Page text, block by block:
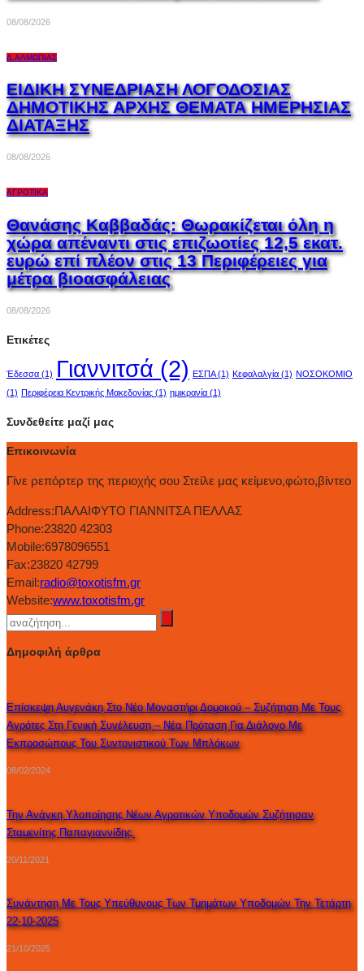
08/08/2026
Δ.ΑΛΜΩΠΊΑΣ
ΕΙΔΙΚΗ ΣΥΝΕΔΡΙΑΣΗ ΛΟΓΟΔΟΣΙΑΣ
ΔΗΜΟΤΙΚΗΣ ΑΡΧΗΣ ΘΕΜΑΤΑ ΗΜΕΡΗΣΙΑΣ
ΔΙΑΤΑΞΗΣ
08/08/2026
ΑΓΡΟΤΙΚΆ
Θανάσης Καββαδάς: Θωρακίζεται όλη η
χώρα απέναντι στις επιζωοτίες 12,5 εκατ.
ευρώ επί πλέον στις 13 Περιφέρειες για
μέτρα βιοασφάλειας
08/08/2026
Ετικέτες
Έδεσσα (1) Γιαννιτσά (2) ΕΣΠΑ(1) Κεφαλαλγία (1) ΝΟΣΟΚΟΜΙΟ
(1) Περιφέρεια Κεντρικής Μακεδονίας (1) ημικρανία (1)
Συνδεθείτε μαζί μας
Επικοινωνία
Γίνε ρεπόρτερ της περιοχής σου Στείλε μας κείμενο,φώτο,βίντεο
Address:ΠΑΛΑΙΦΥΤΟ ΓΙΑΝΝΙΤΣΑ ΠΕΛΛΑΣ
Phone:23820 42303
Mobile:6978096551
Fax:23820 42799
Email:radio@toxotisfm.gr
Website:www.toxotisfm.gr
Δημοφιλή άρθρα
Επίσκεψη Αυγενάκη Στο Νέο Μοναστήρι Δομοκού – Συζήτηση Με Τους
Αγρότες Στη Γενική Συνέλευση – Νέα Πρόταση Για Διάλογο Με
Εκπροσώπους Του Συντονιστικού Των Μπλόκων
08/02/2024
Την Ανάγκη Υλοποίησης Νέων Αγροτικών Υποδομών Συζήτησαν
Σταμενίτης Παπαγιαννίδης.
20/11/2021
Συνάντηση Με Τους Υπεύθυνους Των Τμημάτων Υποδομών Την Τετάρτη
22-10-2025
21/10/2025